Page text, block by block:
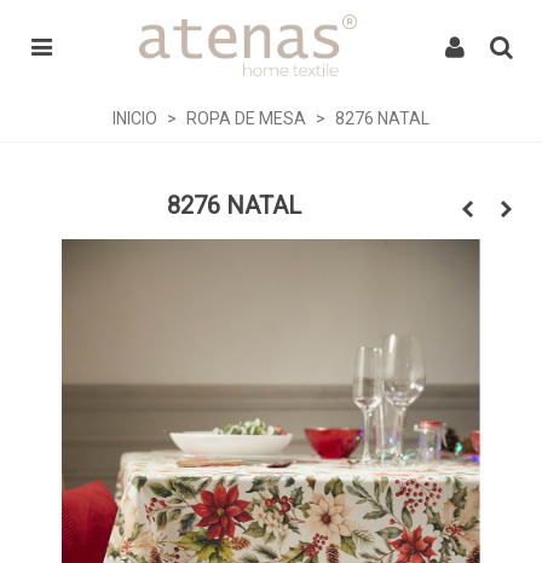
INICIO > ROPA DE MESA > 8276 NATAL
8276 NATAL